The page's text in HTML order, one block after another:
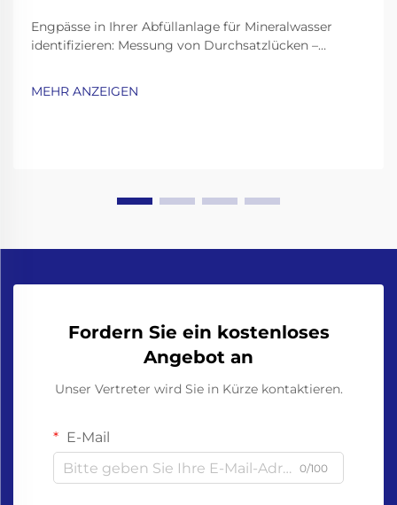
Engpässe in Ihrer Abfüllanlage für Mineralwasser
identifizieren: Messung von Durchsatzlücken –
Erwartungen zurückbleibt, sollten Sie drei
MEHR ANZEIGEN
Fordern Sie ein kostenloses
Angebot an
Unser Vertreter wird Sie in Kürze kontaktieren.
E-Mail
0/100